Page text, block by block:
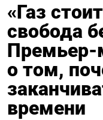
«Газ
свобода
Премьер-
о том,
времени